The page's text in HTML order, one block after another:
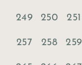
249 250 251
257 258 259